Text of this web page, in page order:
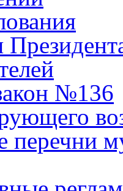
№136
перечни